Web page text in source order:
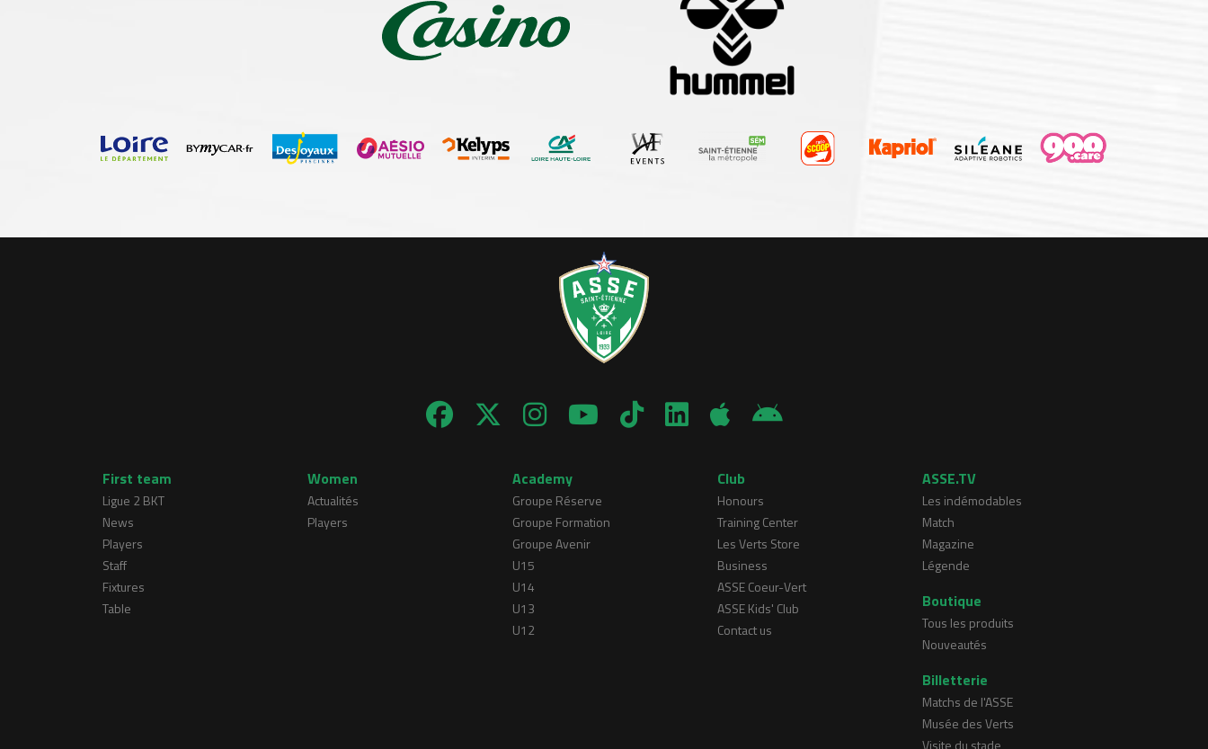
First team
Ligue 2 BKT
News
Players
Staff
Fixtures
Table
Women
Actualités
Players
Academy
Groupe Réserve
Groupe Formation
Groupe Avenir
U15
U14
U13
U12
Club
Honours
Training Center
Les Verts Store
Business
ASSE Coeur-Vert
ASSE Kids' Club
Contact us
ASSE.TV
Les indémodables
Match
Magazine
Légende
Boutique
Tous les produits
Nouveautés
Billetterie
Matchs de l'ASSE
Musée des Verts
Visite du stade